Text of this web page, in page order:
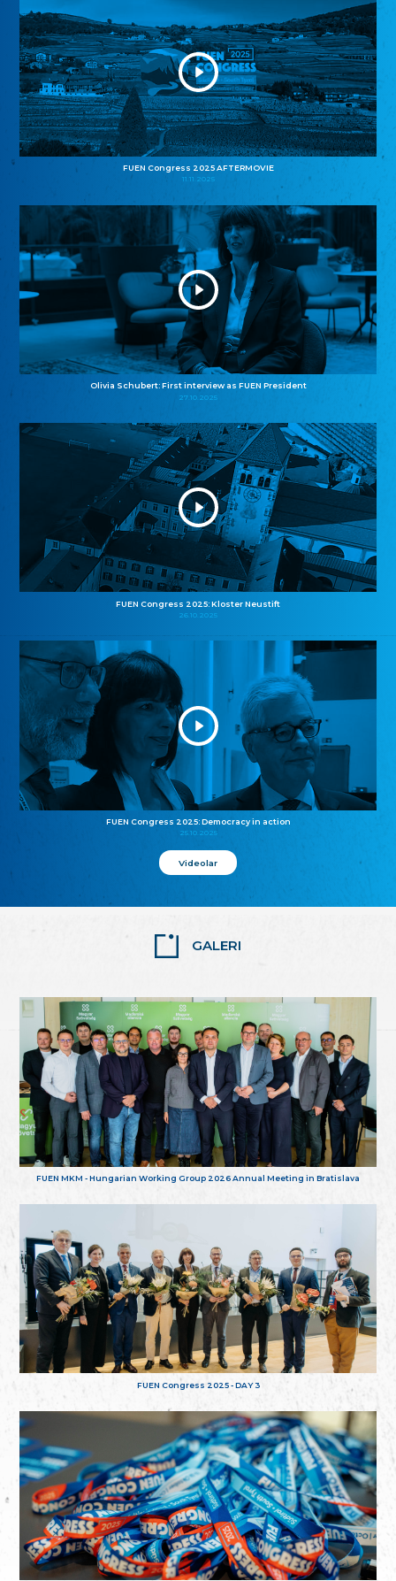
FUEN Congress 2025 AFTERMOVIE
11.11.2025
Olivia Schubert: First interview as FUEN President
27.10.2025
FUEN Congress 2025: Kloster Neustift
26.10.2025
FUEN Congress 2025: Democracy in action
25.10.2025
Videolar
GALERI
FUEN MKM - Hungarian Working Group 2026 Annual Meeting in Bratislava
FUEN Congress 2025 - DAY 3